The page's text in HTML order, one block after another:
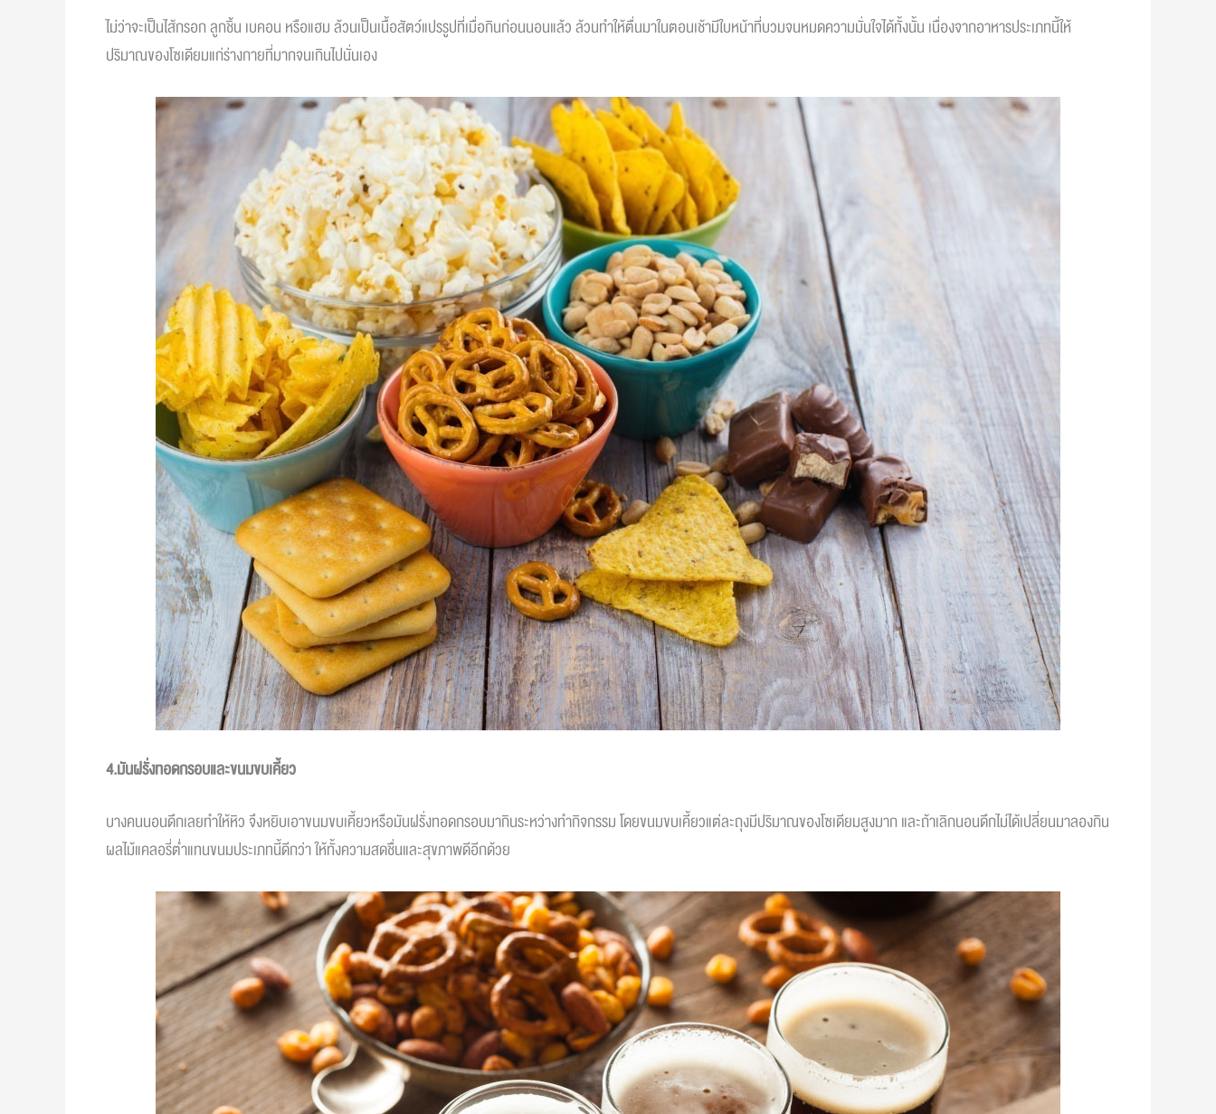
ไม่ว่าจะเป็นไส้กรอก ลูกชิ้น เบคอน หรือแฮม ล้วนเป็นเนื้อสัตว์แปรรูปที่เมื่อกินก่อนนอนแล้ว ล้วนทำให้ตื่นมาในตอนเช้ามีใบหน้าที่บวมจนหมดความมั่นใจได้ทั้งนั้น เนื่องจากอาหารประเภทนี้ให้
ปริมาณของโซเดียมแก่ร่างกายที่มากจนเกินไปนั่นเอง
4.มันฝรั่งทอดกรอบและขนมขบเคี้ยว
บางคนนอนดึกเลยทำให้หิว จึงหยิบเอาขนมขบเคี้ยวหรือมันฝรั่งทอดกรอบมากินระหว่างทำกิจกรรม โดยขนมขบเคี้ยวแต่ละถุงมีปริมาณของโซเดียมสูงมาก และถ้าเลิกนอนดึกไม่ได้เปลี่ยนมาลองกิน
ผลไม้แคลอรี่ต่ำแทนขนมประเภทนี้ดีกว่า ให้ทั้งความสดชื่นและสุขภาพดีอีกด้วย